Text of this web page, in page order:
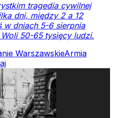
tragedia cywilnej
dni, między 2 a 12
w dniach 5-6 sierpnia
50-65 tysięcy ludzi.
WarszawskieArmia